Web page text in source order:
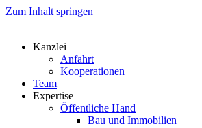
Zum Inhalt springen
Kanzlei
Anfahrt
Kooperationen
Team
Expertise
Öffentliche Hand
Bau und Immobilien